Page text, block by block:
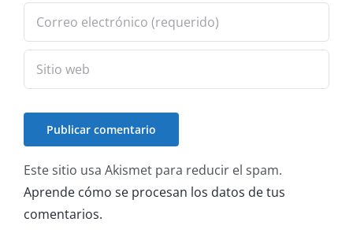
Este sitio usa Akismet para reducir el spam.
Aprende cómo se procesan los datos de tus
comentarios.